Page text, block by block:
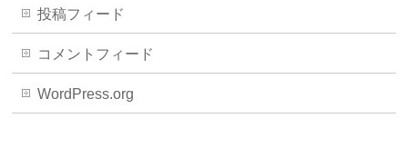
投稿フィード
コメントフィード
WordPress.org